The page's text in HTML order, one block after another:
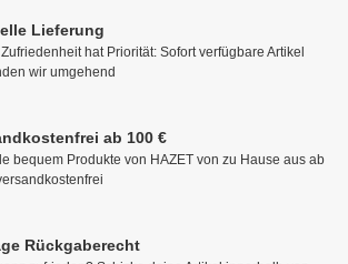
Lieferung
hat Priorität: Sofort verfügbare Artikel
wir umgehend
ab 100 €
bequem Produkte von HAZET von zu Hause aus ab
Rückgaberecht